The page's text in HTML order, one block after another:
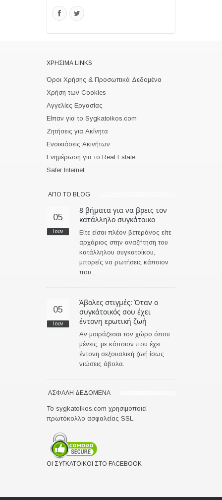
ΧΡΗΣΙΜΑ LINKS
Όροι Χρήσης & Προσωπικά Δεδομένα
Χρήση των Cookies
Αγγελίες Εργασίας
Είπαν για το Sygkatoikos.com
Ζητήσεις για Ακίνητα
Ενοικιάσεις Ακινήτων
Ενημέρωση για το Real Estate
Safer Internet
ΑΠO ΤΟ BLOG
05
Ιουν
8 βήματα για να βρεις τον
κατάλληλο συγκάτοικο
Είτε είσαι πλέον βετεράνος είτε
αρχάριος στην αναζήτηση του
κατάλληλου συγκατοίκου,
μπορείς να ρωτήσεις κάποιον
που...
05
Ιουν
Άβολες στιγμές: Όταν ο
συγκάτοικός σου έχει
έντονη ερωτική ζωή
Aν μοιράζεσαι τον χώρο όπου
μένεις, με κάποιον που έχει
έντονη σεξουαλική ζωή ίσως
νιώσεις άβολα.
ΑΣΦΑΛΉ ΔΕΔΟΜΈΝΑ
Το sygkatoikos.com χρησιμοποιεί
πρωτόκολλο ασφαλείας SSL.
ΟΙ ΣΥΓΚΆΤΟΙΚΟΙ ΣΤΟ FACEBOOK